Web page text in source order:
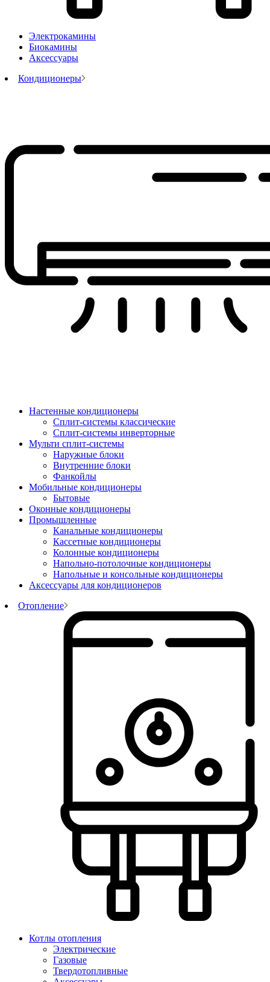
Электрокамины
Биокамины
Аксессуары
Кондиционеры
Настенные кондиционеры
Сплит-системы классические
Сплит-системы инверторные
Мульти сплит-системы
Наружные блоки
Внутренние блоки
Фанкойлы
Мобильные кондиционеры
Бытовые
Оконные кондиционеры
Промышленные
Канальные кондиционеры
Кассетные кондиционеры
Колонные кондиционеры
Напольно-потолочные кондиционеры
Напольные и консольные кондиционеры
Аксессуары для кондиционеров
Отопление
Котлы отопления
Электрические
Газовые
Твердотопливные